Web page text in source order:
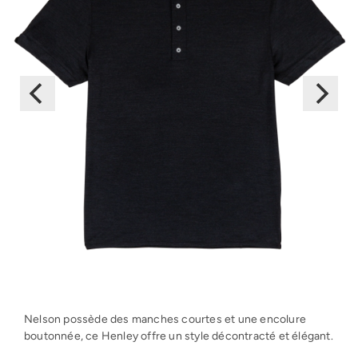
Nelson possède des manches courtes et une encolure
boutonnée, ce Henley offre un style décontracté et élégant.